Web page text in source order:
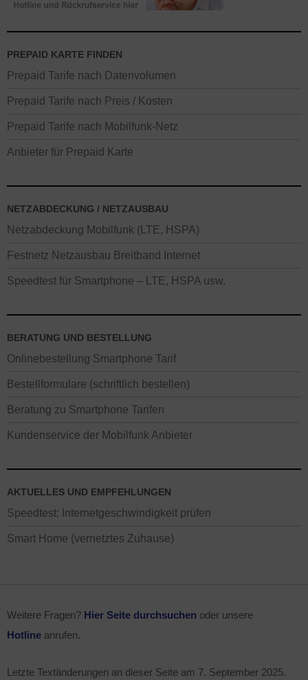
PREPAID KARTE FINDEN
Prepaid Tarife nach Datenvolumen
Prepaid Tarife nach Preis / Kosten
Prepaid Tarife nach Mobilfunk-Netz
Anbieter für Prepaid Karte
NETZABDECKUNG / NETZAUSBAU
Netzabdeckung Mobilfunk (LTE, HSPA)
Festnetz Netzausbau Breitband Internet
Speedtest für Smartphone – LTE, HSPA usw.
BERATUNG UND BESTELLUNG
Onlinebestellung Smartphone Tarif
Bestellformulare (schriftlich bestellen)
Beratung zu Smartphone Tarifen
Kundenservice der Mobilfunk Anbieter
AKTUELLES UND EMPFEHLUNGEN
Speedtest: Internetgeschwindigkeit prüfen
Smart Home (vernetztes Zuhause)
Weitere Fragen? Hier Seite durchsuchen oder unsere
Hotline anrufen.
Letzte Textänderungen an dieser Seite am 7. September 2025.